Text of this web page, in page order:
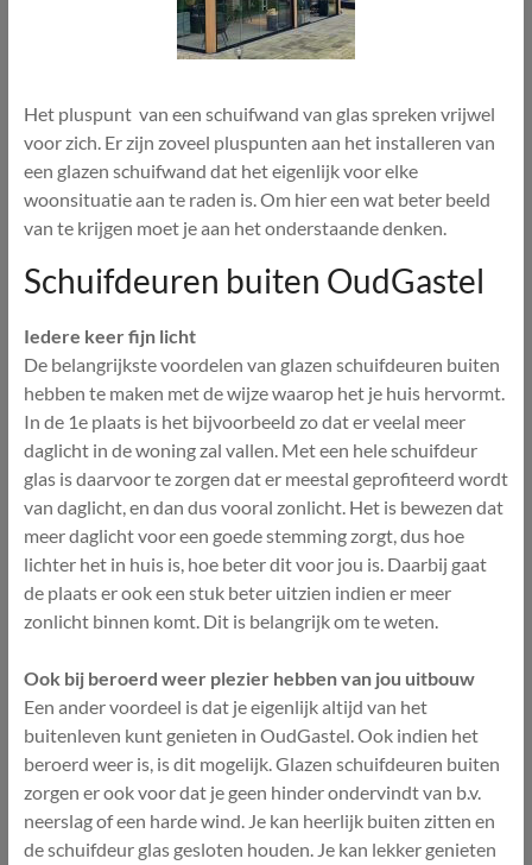
Het pluspunt van een schuifwand van glas spreken vrijwel
voor zich. Er zijn zoveel pluspunten aan het installeren van
een glazen schuifwand dat het eigenlijk voor elke
woonsituatie aan te raden is. Om hier een wat beter beeld
van te krijgen moet je aan het onderstaande denken.
Schuifdeuren buiten OudGastel
Iedere keer fijn licht
De belangrijkste voordelen van glazen schuifdeuren buiten
hebben te maken met de wijze waarop het je huis hervormt.
In de 1e plaats is het bijvoorbeeld zo dat er veelal meer
daglicht in de woning zal vallen. Met een hele schuifdeur
glas is daarvoor te zorgen dat er meestal geprofiteerd wordt
van daglicht, en dan dus vooral zonlicht. Het is bewezen dat
meer daglicht voor een goede stemming zorgt, dus hoe
lichter het in huis is, hoe beter dit voor jou is. Daarbij gaat
de plaats er ook een stuk beter uitzien indien er meer
zonlicht binnen komt. Dit is belangrijk om te weten.
Ook bij beroerd weer plezier hebben van jou uitbouw
Een ander voordeel is dat je eigenlijk altijd van het
buitenleven kunt genieten in OudGastel. Ook indien het
beroerd weer is, is dit mogelijk. Glazen schuifdeuren buiten
zorgen er ook voor dat je geen hinder ondervindt van b.v.
neerslag of een harde wind. Je kan heerlijk buiten zitten en
de schuifdeur glas gesloten houden. Je kan lekker genieten